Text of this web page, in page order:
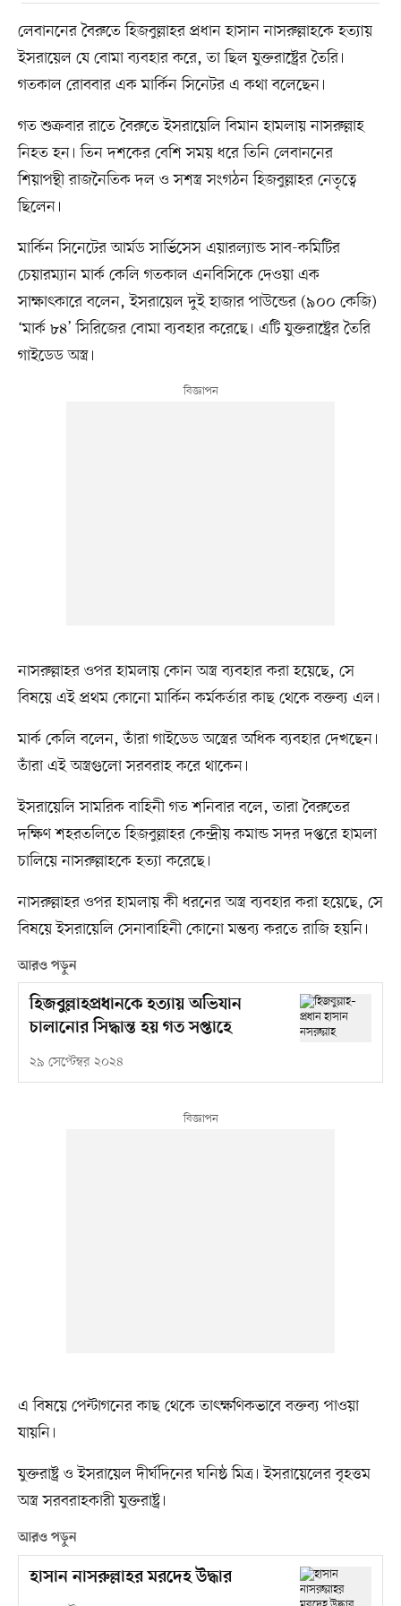
লেবাননের বৈরুতে হিজবুল্লাহর প্রধান হাসান নাসরুল্লাহকে হত্যায়
ইসরায়েল যে বোমা ব্যবহার করে, তা ছিল যুক্তরাষ্ট্রের তৈরি।
গতকাল রোববার এক মার্কিন সিনেটর এ কথা বলেছেন।
গত শুক্রবার রাতে বৈরুতে ইসরায়েলি বিমান হামলায় নাসরুল্লাহ
নিহত হন। তিন দশকের বেশি সময় ধরে তিনি লেবাননের
শিয়াপন্থী রাজনৈতিক দল ও সশস্ত্র সংগঠন হিজবুল্লাহর নেতৃত্বে
ছিলেন।
মার্কিন সিনেটের আর্মড সার্ভিসেস এয়ারল্যান্ড সাব-কমিটির
চেয়ারম্যান মার্ক কেলি গতকাল এনবিসিকে দেওয়া এক
সাক্ষাৎকারে বলেন, ইসরায়েল দুই হাজার পাউন্ডের (৯০০ কেজি)
‘মার্ক ৮৪’ সিরিজের বোমা ব্যবহার করেছে। এটি যুক্তরাষ্ট্রের তৈরি
গাইডেড অস্ত্র।
নাসরুল্লাহর ওপর হামলায় কোন অস্ত্র ব্যবহার করা হয়েছে, সে
বিষয়ে এই প্রথম কোনো মার্কিন কর্মকর্তার কাছ থেকে বক্তব্য এল।
মার্ক কেলি বলেন, তাঁরা গাইডেড অস্ত্রের অধিক ব্যবহার দেখছেন।
তাঁরা এই অস্ত্রগুলো সরবরাহ করে থাকেন।
ইসরায়েলি সামরিক বাহিনী গত শনিবার বলে, তারা বৈরুতের
দক্ষিণ শহরতলিতে হিজবুল্লাহর কেন্দ্রীয় কমান্ড সদর দপ্তরে হামলা
চালিয়ে নাসরুল্লাহকে হত্যা করেছে।
নাসরুল্লাহর ওপর হামলায় কী ধরনের অস্ত্র ব্যবহার করা হয়েছে, সে
বিষয়ে ইসরায়েলি সেনাবাহিনী কোনো মন্তব্য করতে রাজি হয়নি।
আরও পড়ুন
হিজবুল্লাহপ্রধানকে হত্যায় অভিযান
চালানোর সিদ্ধান্ত হয় গত সপ্তাহে
২৯ সেপ্টেম্বর ২০২৪
এ বিষয়ে পেন্টাগনের কাছ থেকে তাৎক্ষণিকভাবে বক্তব্য পাওয়া
যায়নি।
যুক্তরাষ্ট্র ও ইসরায়েল দীর্ঘদিনের ঘনিষ্ঠ মিত্র। ইসরায়েলের বৃহত্তম
অস্ত্র সরবরাহকারী যুক্তরাষ্ট্র।
আরও পড়ুন
হাসান নাসরুল্লাহর মরদেহ উদ্ধার